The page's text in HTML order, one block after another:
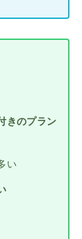
きのプラン
い